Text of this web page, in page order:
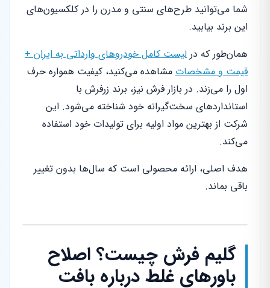
شما می‌توانید طرح‌های سنتی و مدرن را در کلکسیون‌های
این برند بیابید.
همان‌طور که در لیست کامل خودروهای وارداتی به ایران +
قیمت و مشخصات مشاهده می‌کنید، کیفیت همواره حرف
اول را می‌زند. در بازار فرش نیز، برند زرفرش با
استانداردهای سخت‌گیرانه خود شناخته می‌شود. این
شرکت از بهترین مواد اولیه برای تولیدات خود استفاده
می‌کند.
هدف اصلی، ارائه محصولی است که سال‌ها بدون تغییر
باقی بماند.
گلیم فرش چیست؟ اصلاح
باورهای غلط درباره بافت